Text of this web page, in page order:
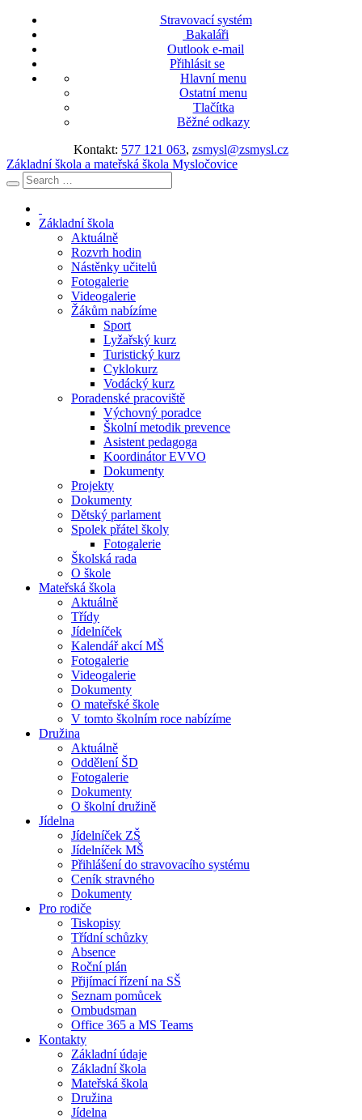
Stravovací systém
Bakaláři
Outlook e-mail
Přihlásit se
Hlavní menu
Ostatní menu
Tlačítka
Běžné odkazy
Kontakt: 577 121 063, zsmysl@zsmysl.cz
Základní škola a mateřská škola Mysločovice
Základní škola
Aktuálně
Rozvrh hodin
Nástěnky učitelů
Fotogalerie
Videogalerie
Žákům nabízíme
Sport
Lyžařský kurz
Turistický kurz
Cyklokurz
Vodácký kurz
Poradenské pracoviště
Výchovný poradce
Školní metodik prevence
Asistent pedagoga
Koordinátor EVVO
Dokumenty
Projekty
Dokumenty
Dětský parlament
Spolek přátel školy
Fotogalerie
Školská rada
O škole
Mateřská škola
Aktuálně
Třídy
Jídelníček
Kalendář akcí MŠ
Fotogalerie
Videogalerie
Dokumenty
O mateřské škole
V tomto školním roce nabízíme
Družina
Aktuálně
Oddělení ŠD
Fotogalerie
Dokumenty
O školní družině
Jídelna
Jídelníček ZŠ
Jídelníček MŠ
Přihlášení do stravovacího systému
Ceník stravného
Dokumenty
Pro rodiče
Tiskopisy
Třídní schůzky
Absence
Roční plán
Přijímací řízení na SŠ
Seznam pomůcek
Ombudsman
Office 365 a MS Teams
Kontakty
Základní údaje
Základní škola
Mateřská škola
Družina
Jídelna